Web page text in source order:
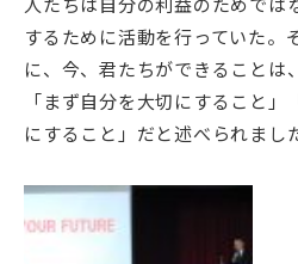
するために活動を行っていた。
に、今、君たちができることは
「まず自分を大切にすること
にすること」だと述べられまし